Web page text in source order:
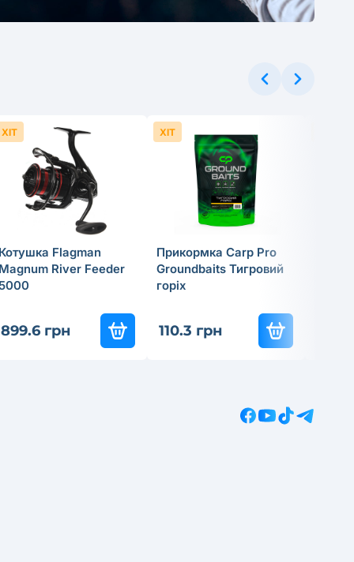
Котушка Flagman
Magnum River Feeder
899.6 грн
ХІТ
Прикормка Carp Pro
Groundbaits Тигровий
горiх
110.3 грн
ХІТ